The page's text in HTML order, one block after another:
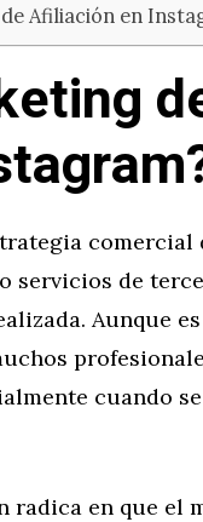
Afiliación en
comercial
de
Aunque
cuando
radica en que el